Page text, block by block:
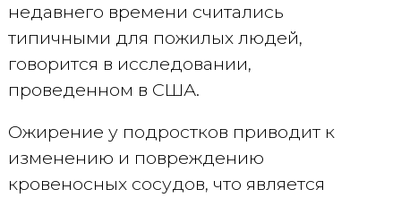
недавнего времени считались
типичными для пожилых людей,
говорится в исследовании,
проведенном в США.
Ожирение у подростков приводит к
изменению и повреждению
кровеносных сосудов, что является